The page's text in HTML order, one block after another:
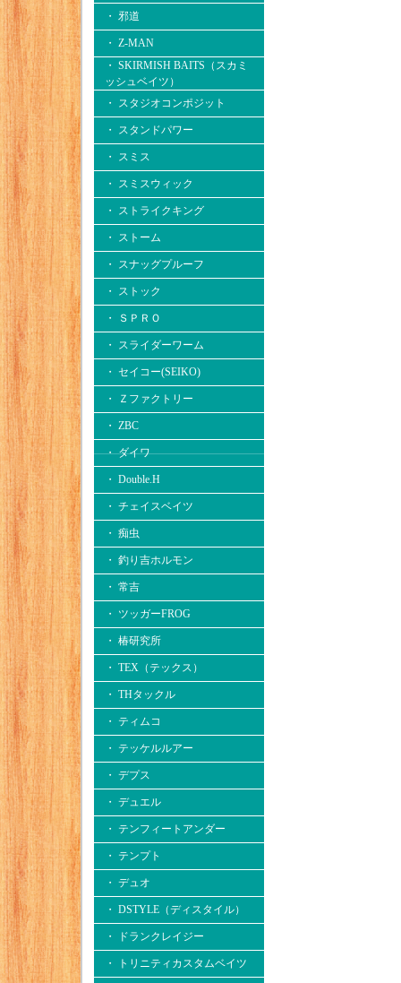
・ 邪道
・ Z-MAN
・ SKIRMISH BAITS（スカミ
ッシュベイツ）
・ スタジオコンポジット
・ スタンドパワー
・ スミス
・ スミスウィック
・ ストライクキング
・ ストーム
・ スナッグプルーフ
・ ストック
・ ＳＰＲＯ
・ スライダーワーム
・ セイコー(SEIKO)
・ Ｚファクトリー
・ ZBC
・ ダイワ
・ Double.H
・ チェイスベイツ
・ 痴虫
・ 釣り吉ホルモン
・ 常吉
・ ツッガーFROG
・ 椿研究所
・ TEX（テックス）
・ THタックル
・ ティムコ
・ テッケルルアー
・ デプス
・ デュエル
・ テンフィートアンダー
・ テンプト
・ デュオ
・ DSTYLE（ディスタイル）
・ ドランクレイジー
・ トリニティカスタムベイツ